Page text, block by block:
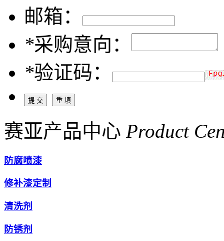
邮箱：
*采购意向：
*验证码：
赛亚产品中心 Product
防腐喷漆
修补漆定制
清洗剂
防锈剂